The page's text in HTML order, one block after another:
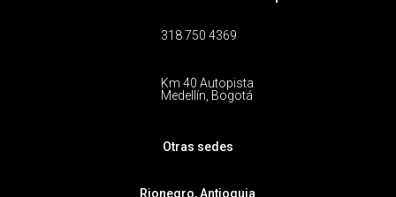
318 750 4369
Km 40 Autopista
Medellín, Bogotá
Otras sedes
Rionegro, Antioquia